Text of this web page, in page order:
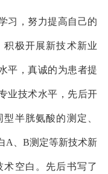
习，努力提高自己的
极开展新技术新业
平，真诚的为患者提
业技术水平，先后开
半胱氨酸的测定、
A、B测定等新技术新
空白。先后书写了